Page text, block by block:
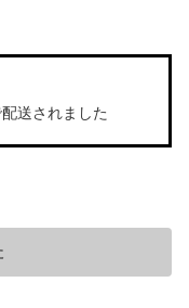
配送されました